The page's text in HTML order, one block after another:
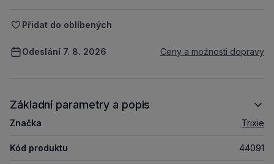
Přidat do oblíbených
Odeslání 7. 8. 2026 Ceny a možnosti dopravy
Základní parametry a popis
Značka Trixie
Kód produktu 44091